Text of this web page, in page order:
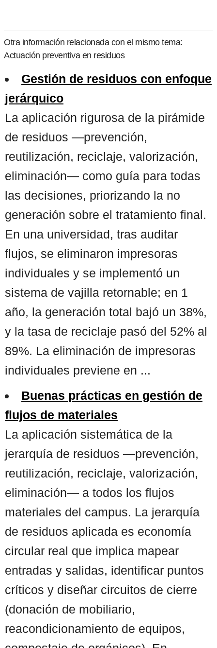
Otra información relacionada con el mismo tema:
Actuación preventiva en residuos
Gestión de residuos con enfoque
jerárquico
La aplicación rigurosa de la pirámide
de residuos —prevención,
reutilización, reciclaje, valorización,
eliminación— como guía para todas
las decisiones, priorizando la no
generación sobre el tratamiento final.
En una universidad, tras auditar
flujos, se eliminaron impresoras
individuales y se implementó un
sistema de vajilla retornable; en 1
año, la generación total bajó un 38%,
y la tasa de reciclaje pasó del 52% al
89%. La eliminación de impresoras
individuales previene en ...
Buenas prácticas en gestión de
flujos de materiales
La aplicación sistemática de la
jerarquía de residuos —prevención,
reutilización, reciclaje, valorización,
eliminación— a todos los flujos
materiales del campus. La jerarquía
de residuos aplicada es economía
circular real que implica mapear
entradas y salidas, identificar puntos
críticos y diseñar circuitos de cierre
(donación de mobiliario,
reacondicionamiento de equipos,